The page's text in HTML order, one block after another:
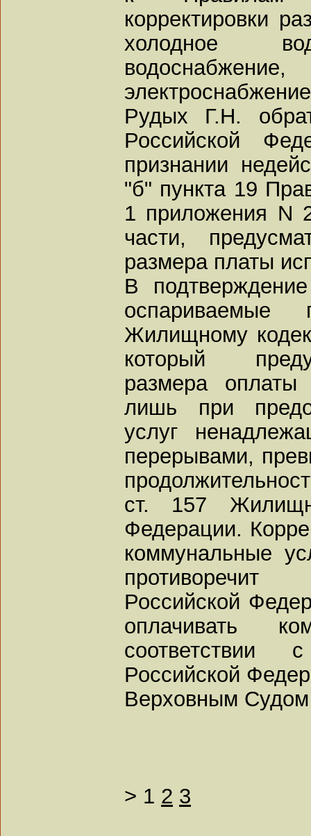
корректировки
холодное
Рудых Г.Н.
Российской
признании
"б" пункта 19
1 приложения N
части,
размера платы
В
оспариваемые
Жилищному
который
размера
лишь при
услуг
перерывами,
ст. 157
Федерации.
коммунальные
Российской
оплачивать
Российской
Верховным
> 1 2 3